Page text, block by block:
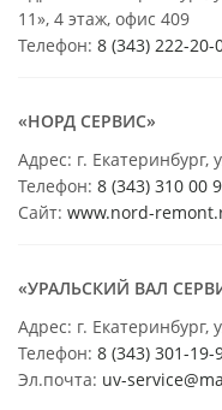
11», 4 этаж, офис 409
Телефон: 8 (343) 222-20-
«НОРД СЕРВИС»
Адрес: г. Екатеринбург,
Телефон: 8 (343) 310 00
Сайт: www.nord-
«УРАЛЬСКИЙ ВАЛ
Адрес: г. Екатеринбург,
Телефон: 8 (343) 301-19-
Эл.почта: uv-